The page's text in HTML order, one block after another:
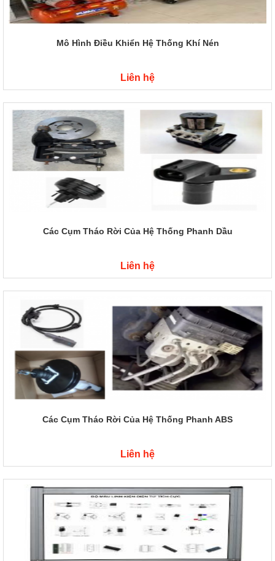
Mô Hình Điều Khiển Hệ Thống Khí Nén
Liên hệ
Các Cụm Tháo Rời Của Hệ Thống Phanh Dầu
Liên hệ
Các Cụm Tháo Rời Của Hệ Thống Phanh ABS
Liên hệ